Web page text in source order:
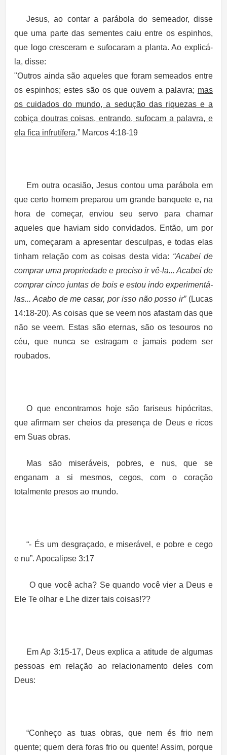
Jesus, ao contar a parábola do semeador, disse
que uma parte das sementes caiu entre os espinhos,
que logo cresceram e sufocaram a planta. Ao explicá-
la, disse:
"Outros ainda são aqueles que foram semeados entre
os espinhos; estes são os que ouvem a palavra; mas
os cuidados do mundo, a sedução das riquezas e a
cobiça doutras coisas, entrando, sufocam a palavra, e
ela fica infrutífera.” Marcos 4:18-19
Em outra ocasião, Jesus contou uma parábola em
que certo homem preparou um grande banquete e, na
hora de começar, enviou seu servo para chamar
aqueles que haviam sido convidados. Então, um por
um, começaram a apresentar desculpas, e todas elas
tinham relação com as coisas desta vida: “Acabei de
comprar uma propriedade e preciso ir vê-la... Acabei de
comprar cinco juntas de bois e estou indo experimentá-
las... Acabo de me casar, por isso não posso ir”(Lucas
14:18-20). As coisas que se veem nos afastam das que
não se veem. Estas são eternas, são os tesouros no
céu, que nunca se estragam e jamais podem ser
roubados.
O que encontramos hoje são fariseus hipócritas,
que afirmam ser cheios da presença de Deus e ricos
em Suas obras.
Mas são miseráveis, pobres, e nus, que se
enganam a si mesmos, cegos, com o coração
totalmente presos ao mundo.
“- És um desgraçado, e miserável ,e pobre e cego
e nu”. Apocalipse 3:17
O que você acha? Se quando você vier a Deus e
Ele Te olhar e Lhe dizer tais coisas!??
Em Ap 3:15-17, Deus explica a atitude de algumas
pessoas em relação ao relacionamento deles com
Deus:
“Conheço as tuas obras, que nem és frio nem
quente; quem dera foras frio ou quente! Assim, porque